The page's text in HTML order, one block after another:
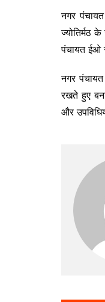
नगर
ज्योतिर्मठ
पंचायत ईओ
नगर पंचायत
रखते हुए
और